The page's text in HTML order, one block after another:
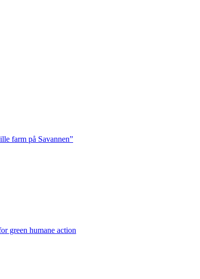
farm på Savannen”
green humane action